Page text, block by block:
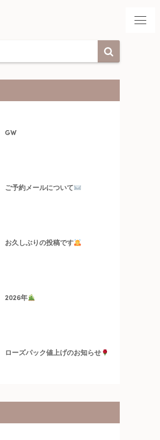
GW
ご予約メールについて
お久しぶりの投稿です
2026年
ローズパック値上げのお知らせ